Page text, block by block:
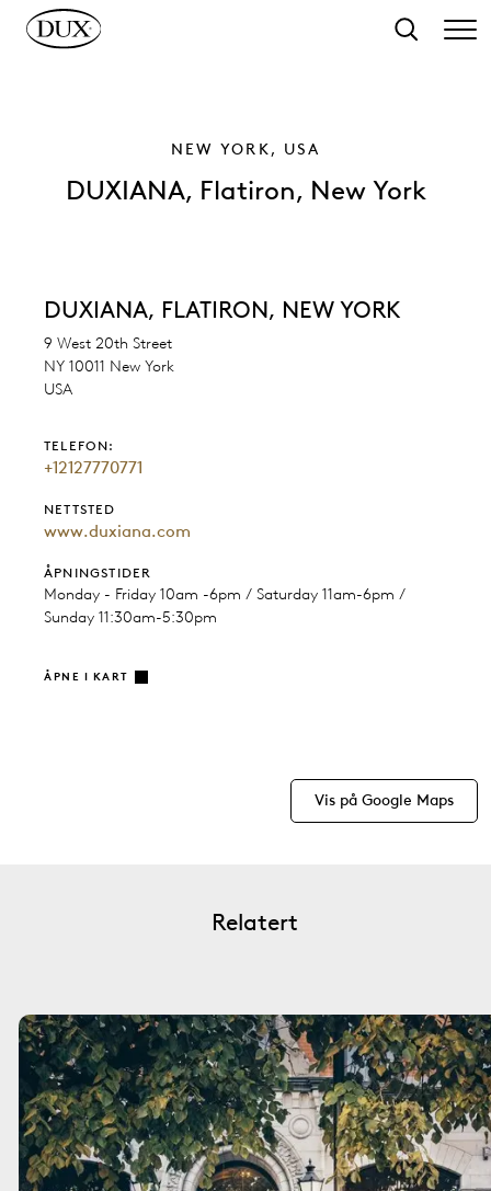
hovedinnhold
Søk
NEW YORK, USA
DUXIANA, Flatiron, New York
DUXIANA, FLATIRON, NEW YORK
9 West 20th Street
NY 10011 New York
USA
TELEFON:
+12127770771
NETTSTED
www.duxiana.com
ÅPNINGSTIDER
Monday - Friday 10am -6pm / Saturday 11am-6pm /
Sunday 11:30am-5:30pm
ÅPNE I KART
Vis på Google Maps
Relatert